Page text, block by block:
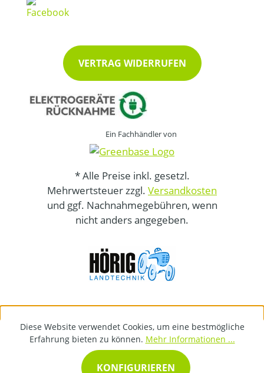
VERTRAG WIDERRUFEN
Ein Fachhändler von
* Alle Preise inkl. gesetzl.
Mehrwertsteuer zzgl. Versandkosten
und ggf. Nachnahmegebühren, wenn
nicht anders angegeben.
Diese Website verwendet Cookies, um eine bestmögliche
Erfahrung bieten zu können. Mehr Informationen ...
KONFIGURIEREN